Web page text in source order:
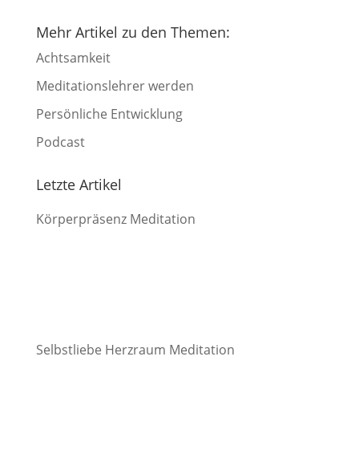
Mehr Artikel zu den Themen:
Achtsamkeit
Meditationslehrer werden
Persönliche Entwicklung
Podcast
Letzte Artikel
Körperpräsenz Meditation
Selbstliebe Herzraum Meditation